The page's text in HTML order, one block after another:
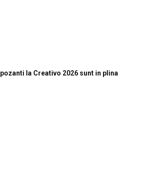
la Creativo 2026 sunt in plina